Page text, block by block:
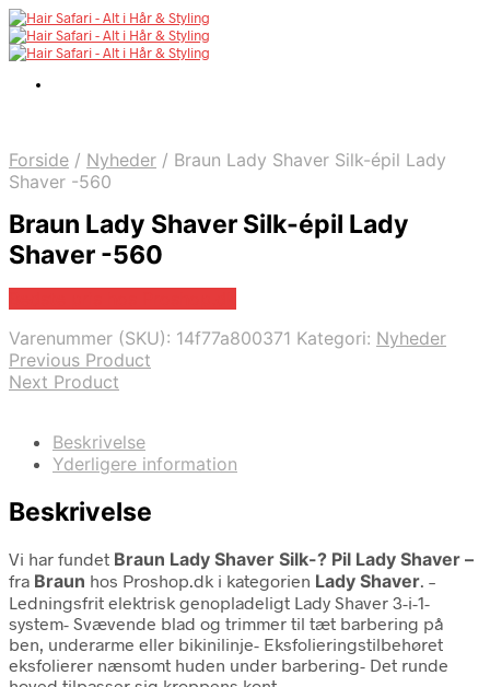
Forside / Nyheder / Braun Lady Shaver Silk-épil Lady
Shaver -560
Braun Lady Shaver Silk-épil Lady
Shaver -560
Varenummer (SKU): 14f77a800371 Kategori: Nyheder
Previous Product
Next Product
Beskrivelse
Yderligere information
Beskrivelse
Vi har fundet Braun Lady Shaver Silk-? Pil Lady Shaver –
fra Braun hos Proshop.dk i kategorien Lady Shaver. –
Ledningsfrit elektrisk genopladeligt Lady Shaver 3-i-1-
system- Svævende blad og trimmer til tæt barbering på
ben, underarme eller bikinilinje- Eksfolieringstilbehøret
eksfolierer nænsomt huden under barbering- Det runde